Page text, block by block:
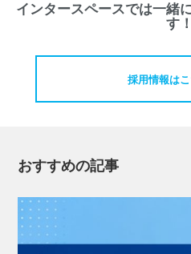
インタースペースでは一緒
す！
採用情報は
おすすめの記事